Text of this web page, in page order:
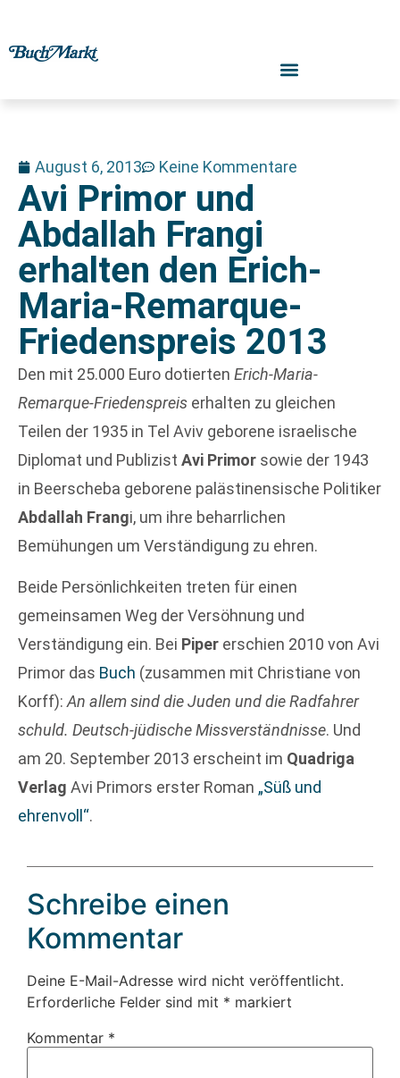
August 6, 2013 Keine Kommentare
Avi Primor und
Abdallah Frangi
erhalten den Erich-
Maria-Remarque-
Friedenspreis 2013
Den mit 25.000 Euro dotierten Erich-Maria-
Remarque-Friedenspreis erhalten zu gleichen
Teilen der 1935 in Tel Aviv geborene israelische
Diplomat und Publizist Avi Primor sowie der 1943
in Beerscheba geborene palästinensische Politiker
Abdallah Frangi, um ihre beharrlichen
Bemühungen um Verständigung zu ehren.
Beide Persönlichkeiten treten für einen
gemeinsamen Weg der Versöhnung und
Verständigung ein. Bei Piper erschien 2010 von Avi
Primor das Buch (zusammen mit Christiane von
Korff):An allem sind die Juden und die Radfahrer
schuld. Deutsch-jüdische Missverständnisse. Und
am 20. September 2013 erscheint im Quadriga
Verlag Avi Primors erster Roman „Süß und
ehrenvoll“.
Schreibe einen
Kommentar
Deine E-Mail-Adresse wird nicht veröffentlicht.
Erforderliche Felder sind mit * markiert
Kommentar *